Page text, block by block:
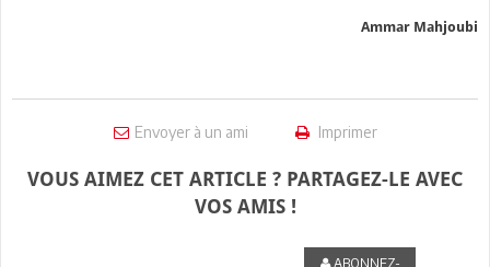
Ammar Mahjoubi
Envoyer à un ami Imprimer
VOUS AIMEZ CET ARTICLE ? PARTAGEZ-LE AVEC
VOS AMIS !
ABONNEZ-